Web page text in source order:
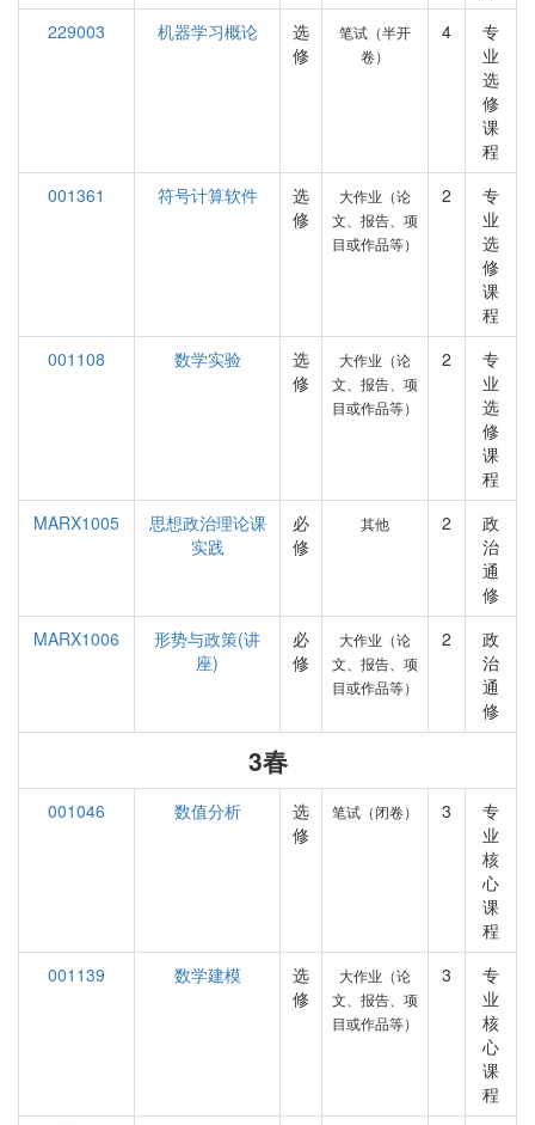
229003
机器学习概论
选
修
笔试（半开
卷）
4
专
业
选
修
课
程
001361
符号计算软件
选
修
大作业（论
文、报告、项
目或作品等）
2
专
业
选
修
课
程
001108
数学实验
选
修
大作业（论
文、报告、项
目或作品等）
2
专
业
选
修
课
程
MARX1005
思想政治理论课
实践
必
修
其他 2
政
治
通
修
MARX1006
形势与政策(讲
座)
必
修
大作业（论
文、报告、项
目或作品等）
2
政
治
通
修
3春
001046 数值分析
选
修
笔试（闭卷） 3
专
业
核
心
课
程
001139
数学建模
选
修
大作业（论
文、报告、项
目或作品等）
3
专
业
核
心
课
程